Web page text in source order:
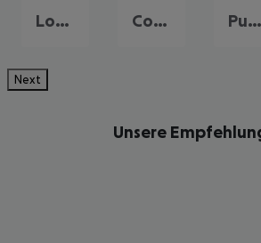
Los Christianos Costa Adeje Puerto de la Cruz
Next
Unsere